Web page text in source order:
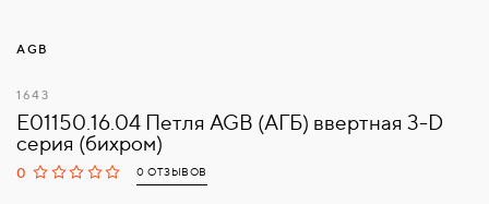
AGB
1643
E01150.16.04 Петля AGB (АГБ) ввертная 3-D
серия (бихром)
0 0 ОТЗЫВОВ